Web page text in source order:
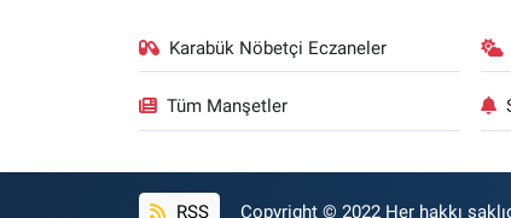
Karabük Nöbetçi Eczaneler
Tüm Manşetler
RSS Copyright © 2022 Her hakkı